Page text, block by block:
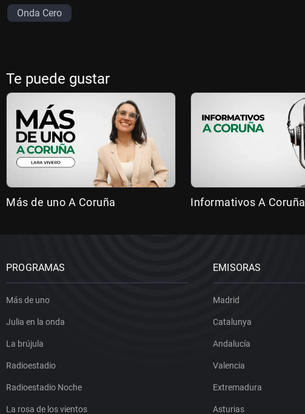
Onda Cero
Te puede gustar
Más de uno A Coruña Informativos A Coruña
PROGRAMAS
Más de uno
Julia en la onda
La brújula
Radioestadio
Radioestadio Noche
La rosa de los vientos
EMISORAS
Madrid
Catalunya
Andalucía
Valencia
Extremadura
Asturias